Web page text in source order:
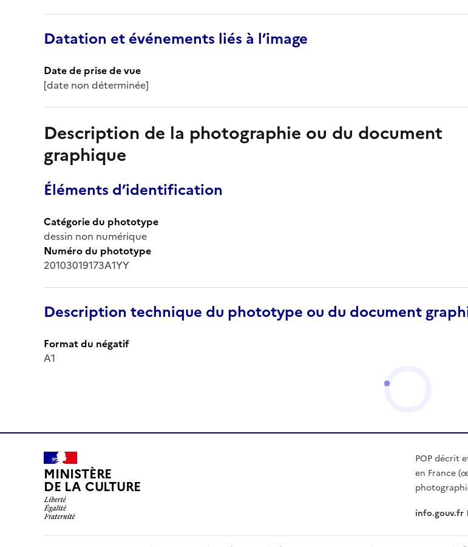
Datation et événements liés à l’image
Date de prise de vue
[date non déterminée]
Description de la photographie ou du document
graphique
Éléments d’identification
Catégorie du phototype
dessin non numérique
Numéro du phototype
20103019173A1YY
Description technique du phototype ou du document
Format du négatif
A1
MINISTÈRE
DE LA CULTURE
POP décrit
en France
info.gouv.fr